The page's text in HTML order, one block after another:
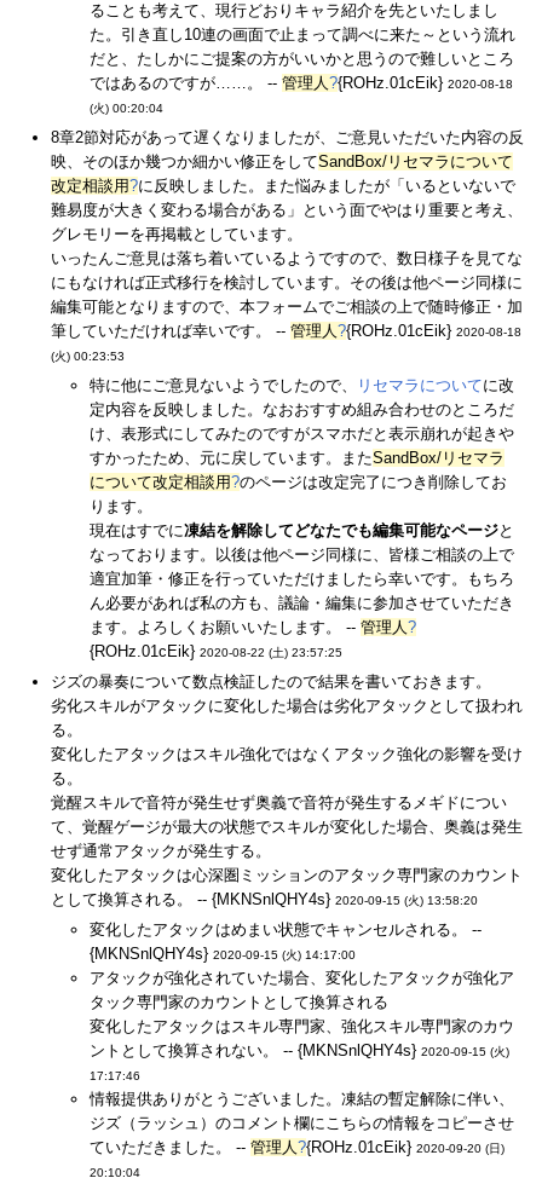
ることも考えて、現行どおりキャラ紹介を先といたしまし
た。引き直し10連の画面で止まって調べに来た～という流れ
だと、たしかにご提案の方がいいかと思うので難しいところ
ではあるのですが……。 -- 管理人?{ROHz.01cEik} 2020-08-18
(火) 00:20:04
8章2節対応があって遅くなりましたが、ご意見いただいた内容の反
映、そのほか幾つか細かい修正をしてSandBox/リセマラについて
改定相談用?に反映しました。また悩みましたが「いるといないで
難易度が大きく変わる場合がある」という面でやはり重要と考え、
グレモリーを再掲載としています。
いったんご意見は落ち着いているようですので、数日様子を見てな
にもなければ正式移行を検討しています。その後は他ページ同様に
編集可能となりますので、本フォームでご相談の上で随時修正・加
筆していただければ幸いです。 -- 管理人?{ROHz.01cEik} 2020-08-18
(火) 00:23:53
特に他にご意見ないようでしたので、 リセマラについてに改
定内容を反映しました。なおおすすめ組み合わせのところだ
け、表形式にしてみたのですがスマホだと表示崩れが起きや
すかったため、元に戻しています。またSandBox/リセマラ
について改定相談用?のページは改定完了につき削除してお
ります。
現在はすでに凍結を解除してどなたでも編集可能なページと
なっております。以後は他ページ同様に、皆様ご相談の上で
適宜加筆・修正を行っていただけましたら幸いです。もちろ
ん必要があれば私の方も、議論・編集に参加させていただき
ます。よろしくお願いいたします。 -- 管理人?
{ROHz.01cEik} 2020-08-22 (土) 23:57:25
ジズの暴奏について数点検証したので結果を書いておきます。
劣化スキルがアタックに変化した場合は劣化アタックとして扱われ
る。
変化したアタックはスキル強化ではなくアタック強化の影響を受け
る。
覚醒スキルで音符が発生せず奥義で音符が発生するメギドについ
て、覚醒ゲージが最大の状態でスキルが変化した場合、奥義は発生
せず通常アタックが発生する。
変化したアタックは心深圏ミッションのアタック専門家のカウント
として換算される。 -- {MKNSnlQHY4s} 2020-09-15 (火) 13:58:20
変化したアタックはめまい状態でキャンセルされる。 --
{MKNSnlQHY4s} 2020-09-15 (火) 14:17:00
アタックが強化されていた場合、変化したアタックが強化ア
タック専門家のカウントとして換算される
変化したアタックはスキル専門家、強化スキル専門家のカウ
ントとして換算されない。 -- {MKNSnlQHY4s} 2020-09-15 (火)
17:17:46
情報提供ありがとうございました。凍結の暫定解除に伴い、
ジズ（ラッシュ）のコメント欄にこちらの情報をコピーさせ
ていただきました。 -- 管理人?{ROHz.01cEik} 2020-09-20 (日)
20:10:04